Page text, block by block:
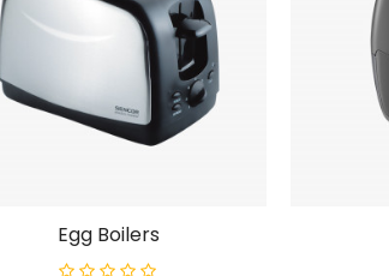
Egg Boilers